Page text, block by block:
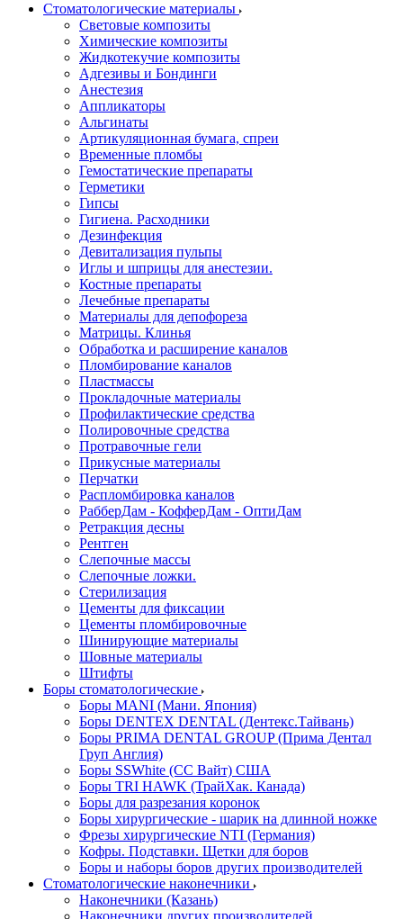
Стоматологические материалы
Световые композиты
Химические композиты
Жидкотекучие композиты
Адгезивы и Бондинги
Анестезия
Аппликаторы
Альгинаты
Артикуляционная бумага, спреи
Временные пломбы
Гемостатические препараты
Герметики
Гипсы
Гигиена. Расходники
Дезинфекция
Девитализация пульпы
Иглы и шприцы для анестезии.
Костные препараты
Лечебные препараты
Материалы для депофореза
Матрицы. Клинья
Обработка и расширение каналов
Пломбирование каналов
Пластмассы
Прокладочные материалы
Профилактические средства
Полировочные средства
Протравочные гели
Прикусные материалы
Перчатки
Распломбировка каналов
РабберДам - КофферДам - ОптиДам
Ретракция десны
Рентген
Слепочные массы
Слепочные ложки.
Стерилизация
Цементы для фиксации
Цементы пломбировочные
Шинирующие материалы
Шовные материалы
Штифты
Боры стоматологические
Боры MANI (Мани. Япония)
Боры DENTEX DENTAL (Дентекс.Тайвань)
Боры PRIMA DENTAL GROUP (Прима Дентал
Груп Англия)
Боры SSWhite (СС Вайт) США
Боры TRI HAWK (ТрайХак. Канада)
Боры для разрезания коронок
Боры хирургические - шарик на длинной ножке
Фрезы хирургические NTI (Германия)
Кофры. Подставки. Щетки для боров
Боры и наборы боров других производителей
Стоматологические наконечники
Наконечники (Казань)